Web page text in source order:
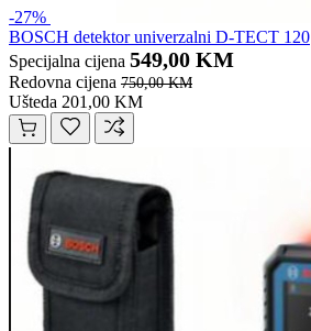
-27%
BOSCH detektor univerzalni D-TECT 120
Specijalna cijena 549,00 KM
Redovna cijena 750,00 KM
Ušteda 201,00 KM